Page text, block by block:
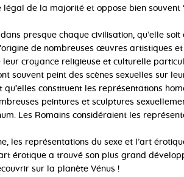
de la majorité et oppose bien souvent
presque chaque civilisation, qu’elle soit
de nombreuses œuvres artistiques et
croyance religieuse et culturelle
souvent peint des scènes sexuelles sur
constituent les représentations
peintures et sculptures
Les Romains considéraient les
les représentations du sexe et l’art
érotique a trouvé son plus grand
sur la planète Vénus !